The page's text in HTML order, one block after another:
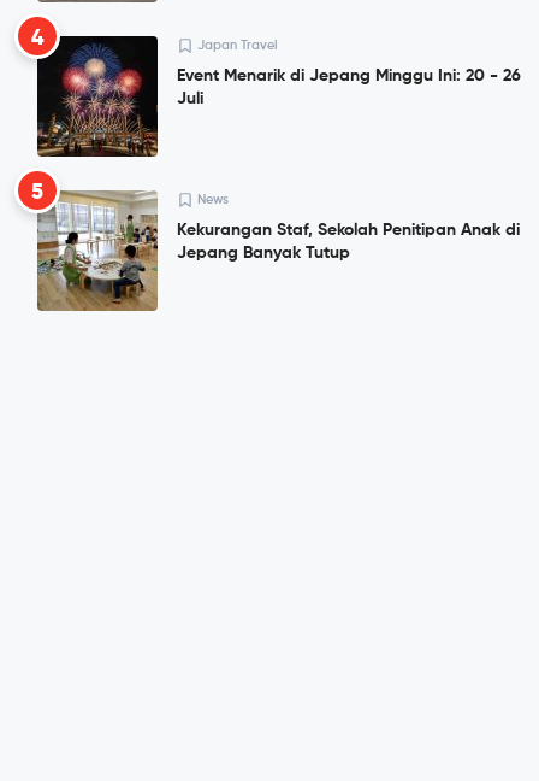
4 Japan Travel
Event Menarik di Jepang Minggu Ini: 20 - 26
Juli
5 News
Kekurangan Staf, Sekolah Penitipan Anak di
Jepang Banyak Tutup